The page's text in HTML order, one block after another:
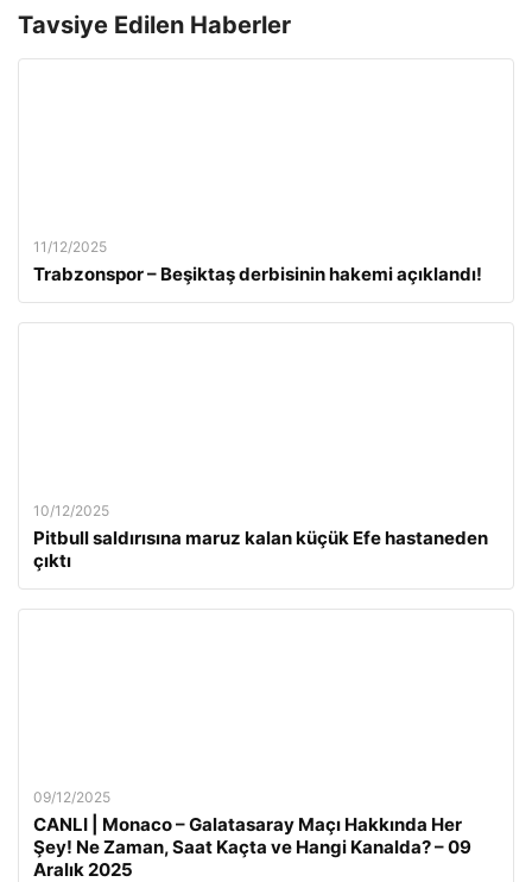
Tavsiye Edilen Haberler
11/12/2025
Trabzonspor – Beşiktaş derbisinin hakemi açıklandı!
10/12/2025
Pitbull saldırısına maruz kalan küçük Efe hastaneden
çıktı
09/12/2025
CANLI | Monaco – Galatasaray Maçı Hakkında Her
Şey! Ne Zaman, Saat Kaçta ve Hangi Kanalda? – 09
Aralık 2025